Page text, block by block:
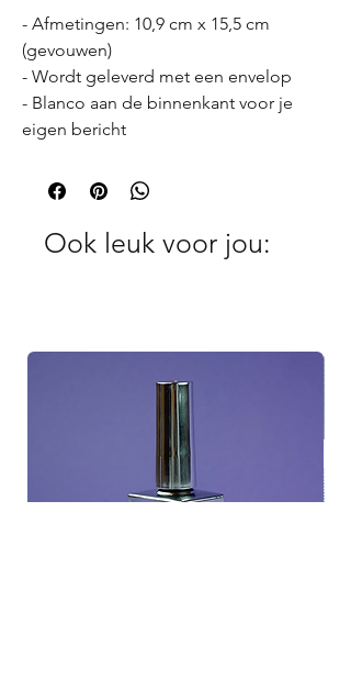
- Afmetingen: 10,9 cm x 15,5 cm
(gevouwen)
- Wordt geleverd met een envelop
- Blanco aan de binnenkant voor je
eigen bericht
Ook leuk voor jou: